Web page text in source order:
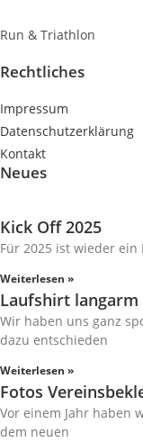
Run & Triathlon
Rechtliches
Impressum
Datenschutzerklärung
Kontakt
Neues
Kick Off 2025
Für 2025 ist wieder
Weiterlesen »
Laufshirt langarm
Wir haben uns ganz
dazu entschieden
Weiterlesen »
Fotos
Vor einem Jahr haben
dem neuen